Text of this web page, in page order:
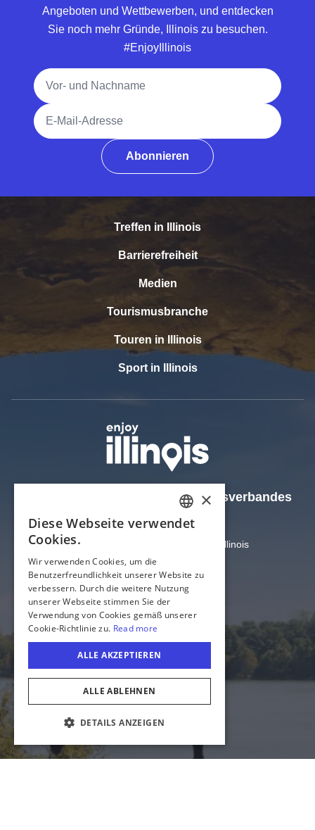
Angeboten und Wettbewerben, und entdecken
Sie noch mehr Gründe, Illinois zu besuchen.
#EnjoyIllinois
Vollständiger Name
E-Mail-Adresse
Abonnieren
Treffen in Illinois
Barrierefreiheit
Medien
Tourismusbranche
Touren in Illinois
Sport in Illinois
Offizielle Webseite des Tourismusverbandes
Amt für Handel und Wirtschaft von Illinois
US-Bundesstaat Illinois
Datenschutz